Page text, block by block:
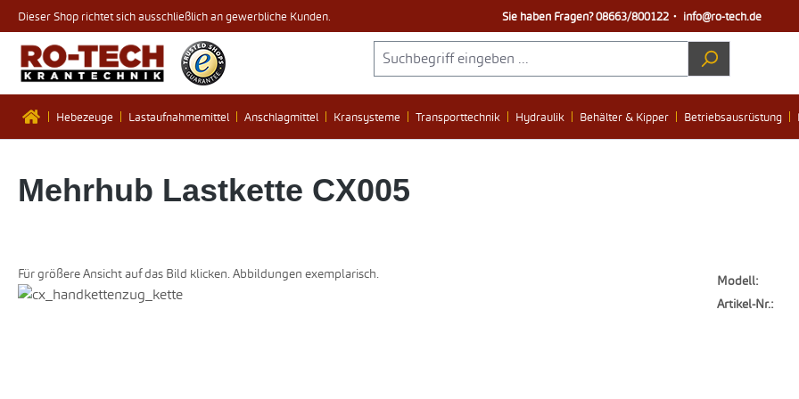
Hauptinhalt springen
Zur Suche springen
Zur Hauptnavigation springen
Dieser Shop richtet sich ausschließlich an gewerbliche Kunden. Sie haben Fragen?08663/800122・ info@ro-tech.de
Hebezeuge Lastaufnahmemittel Anschlagmittel Kransysteme Transporttechnik Hydraulik Behälter & Kipper Betriebsausrüstung
Mehrhub Lastkette CX005
Für größere Ansicht auf das Bild klicken. Abbildungen exemplarisch.
Bildergalerie überspringen
Modell:
Artikel-Nr.: